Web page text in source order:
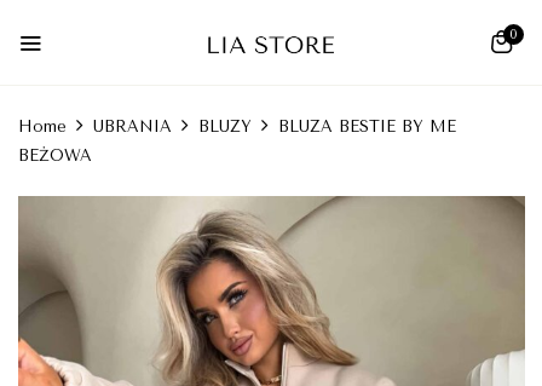
0
Home UBRANIA BLUZY
BLUZA BESTIE BY ME
BEŻOWA